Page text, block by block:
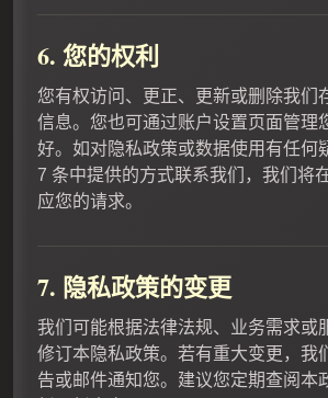
6. 您的权利
您有权访问、更正、更新或删除我们
信息。您也可通过账户设置页面管理
好。如对隐私政策或数据使用有任何
7 条中提供的方式联系我们，我们将
应您的请求。
7. 隐私政策的变更
我们可能根据法律法规、业务需求或
修订本隐私政策。若有重大变更，我
告或邮件通知您。建议您定期查阅本